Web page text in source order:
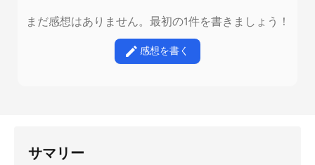
まだ感想はありません。最初の1件を書きましょう！
感想を書く
サマリー